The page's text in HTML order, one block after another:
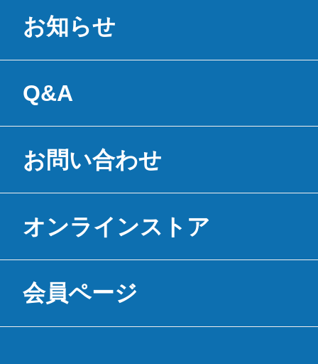
お知らせ
Q&A
お問い合わせ
オンラインストア
会員ページ